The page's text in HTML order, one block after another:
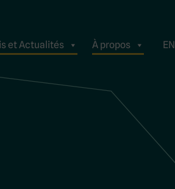
et Actualités À propos EN